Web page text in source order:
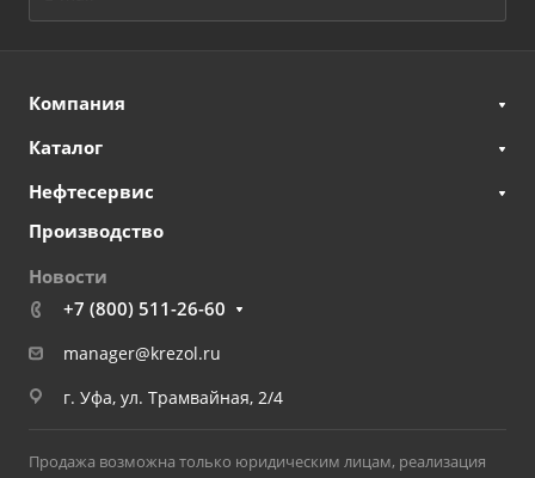
Компания
Каталог
Нефтесервис
Производство
Новости
+7 (800) 511-26-60
manager@krezol.ru
г. Уфа, ул. Трамвайная, 2/4
Продажа возможна только юридическим лицам, реализация